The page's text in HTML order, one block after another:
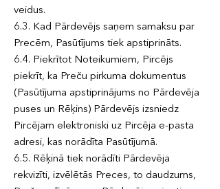
veidus.
6.3. Kad Pārdevējs saņem samaksu par
Precēm, Pasūtījums tiek apstiprināts.
6.4. Piekrītot Noteikumiem, Pircējs
piekrīt, ka Preču pirkuma dokumentus
(Pasūtījuma apstiprinājums no Pārdevēja
puses un Rēķins) Pārdevējs izsniedz
Pircējam elektroniski uz Pircēja e-pasta
adresi, kas norādīta Pasūtījumā.
6.5. Rēķinā tiek norādīti Pārdevēja
rekvizīti, izvēlētās Preces, to daudzums,